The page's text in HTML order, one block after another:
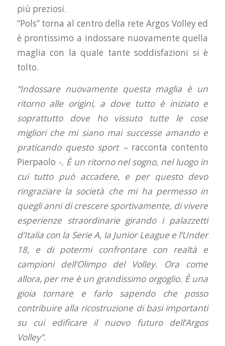
più preziosi.
“Pols” torna al centro della rete Argos Volley ed
è prontissimo a indossare nuovamente quella
maglia con la quale tante soddisfazioni si è
tolto.
“Indossare nuovamente questa maglia è un
ritorno alle origini, a dove tutto è iniziato e
soprattutto dove ho vissuto tutte le cose
migliori che mi siano mai successe amando e
praticando questo sport – racconta contento
Pierpaolo -. È un ritorno nel sogno, nel luogo in
cui tutto può accadere, e per questo devo
ringraziare la società che mi ha permesso in
quegli anni di crescere sportivamente, di vivere
esperienze straordinarie girando i palazzetti
d’Italia con la Serie A, la Junior League e l’Under
18, e di potermi confrontare con realtà e
campioni dell’Olimpo del Volley. Ora come
allora, per me è un grandissimo orgoglio. È una
gioia tornare e farlo sapendo che posso
contribuire alla ricostruzione di basi importanti
su cui edificare il nuovo futuro dell’Argos
Volley”.